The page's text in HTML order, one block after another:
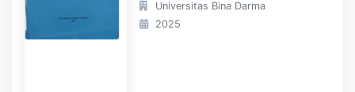
Universitas Bina Darma
2025